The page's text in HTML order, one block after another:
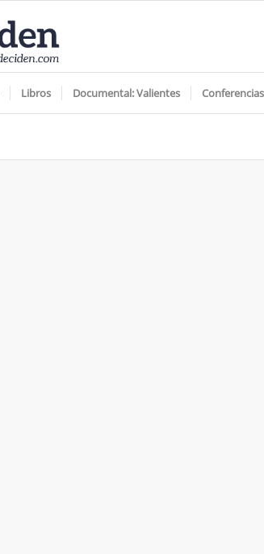
Libros Documental: Valientes Conferencias